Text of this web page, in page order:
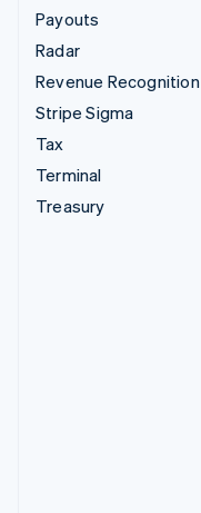
Payouts
Radar
Revenue Recognition
Stripe Sigma
Tax
Terminal
Treasury